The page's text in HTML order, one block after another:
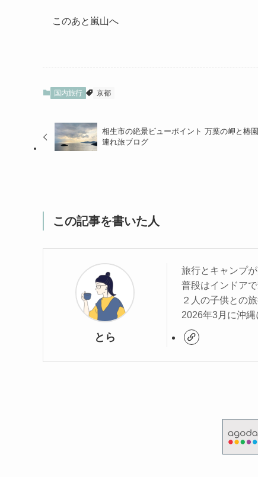
このあと嵐山へ
国内旅行 京都
相生市の絶景ビューポイント 万葉の岬と椿
連れ旅ブログ
この記事を書いた人
とら
旅行とキャンプ
普段はインドア
２人の子供との
2026年3月に沖縄